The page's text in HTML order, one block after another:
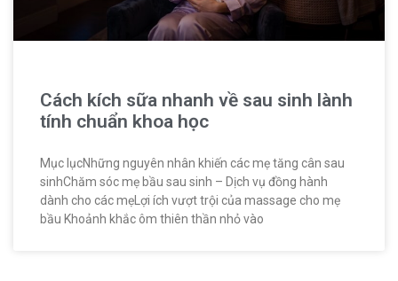
Cách kích sữa nhanh về sau sinh lành
tính chuẩn khoa học
Mục lụcNhững nguyên nhân khiến các mẹ tăng cân sau
sinhChăm sóc mẹ bầu sau sinh – Dịch vụ đồng hành
dành cho các mẹLợi ích vượt trội của massage cho mẹ
bầu Khoảnh khắc ôm thiên thần nhỏ vào